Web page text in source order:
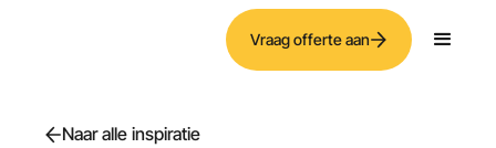
Vraag offerte aan
Naar alle inspiratie